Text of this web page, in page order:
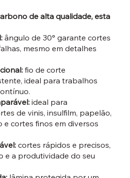
de alta qualidade, esta
ângulo de 30° garante cortes
mesmo em detalhes
fio de corte
ideal para trabalhos
ideal para
de vinis, insulfilm, papelão,
e cortes finos em diversos
cortes rápidos e precisos,
e a produtividade do seu